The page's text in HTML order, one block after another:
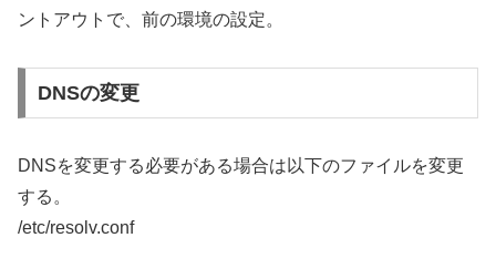
ントアウトで、前の環境の設定。
DNSの変更
DNSを変更する必要がある場合は以下のファイルを変更
する。
/etc/resolv.conf